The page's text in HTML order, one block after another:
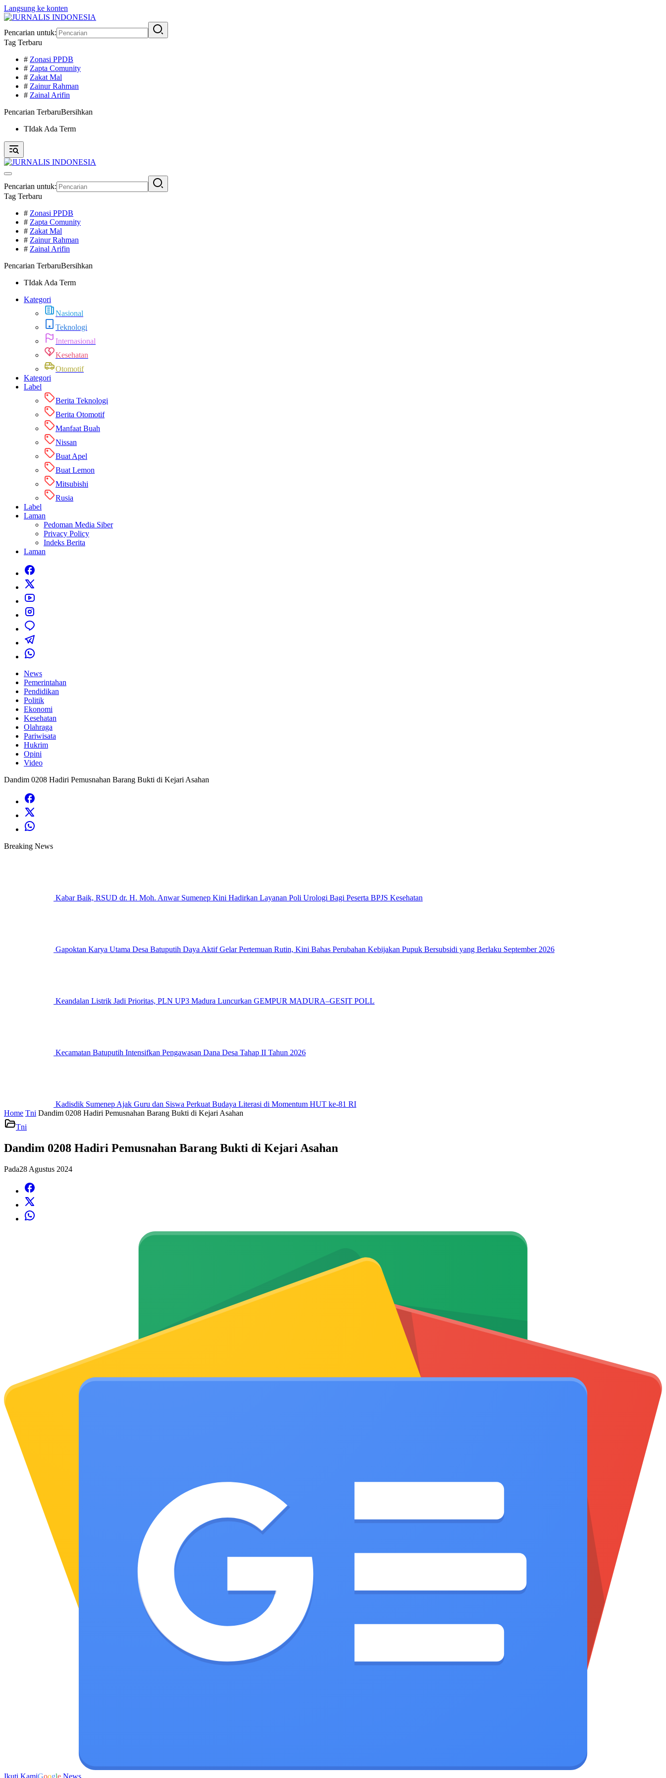
Langsung ke konten
Pencarian untuk:
Tag Terbaru
# Zonasi PPDB
# Zapta Comunity
# Zakat Mal
# Zainur Rahman
# Zainal Arifin
Pencarian TerbaruBersihkan
TIdak Ada Term
Pencarian untuk:
Tag Terbaru
# Zonasi PPDB
# Zapta Comunity
# Zakat Mal
# Zainur Rahman
# Zainal Arifin
Pencarian TerbaruBersihkan
TIdak Ada Term
Kategori
Nasional
Teknologi
Internasional
Kesehatan
Otomotif
Kategori
Label
Berita Teknologi
Berita Otomotif
Manfaat Buah
Nissan
Buat Apel
Buat Lemon
Mitsubishi
Rusia
Label
Laman
Pedoman Media Siber
Privacy Policy
Indeks Berita
Laman
News
Pemerintahan
Pendidikan
Politik
Ekonomi
Kesehatan
Olahraga
Pariwisata
Hukrim
Opini
Video
Dandim 0208 Hadiri Pemusnahan Barang Bukti di Kejari Asahan
Breaking News
Kabar Baik, RSUD dr. H. Moh. Anwar Sumenep Kini Hadirkan Layanan Poli Urologi Bagi Peserta BPJS Kesehatan
Gapoktan Karya Utama Desa Batuputih Daya Aktif Gelar Pertemuan Rutin, Kini Bahas Perubahan Kebijakan Pupuk Bersubsidi yang Berlaku September 2026
Keandalan Listrik Jadi Prioritas, PLN UP3 Madura Luncurkan GEMPUR MADURA–GESIT POLL
Kecamatan Batuputih Intensifkan Pengawasan Dana Desa Tahap II Tahun 2026
Kadisdik Sumenep Ajak Guru dan Siswa Perkuat Budaya Literasi di Momentum HUT ke-81 RI
Home Tni Dandim 0208 Hadiri Pemusnahan Barang Bukti di Kejari Asahan
Tni
Dandim 0208 Hadiri Pemusnahan Barang Bukti di Kejari Asahan
Pada28 Agustus 2024